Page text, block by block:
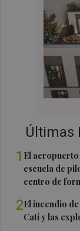
Últimas
1 El aeropuerto
escuela de
centro de
2El incendio
Catí y las